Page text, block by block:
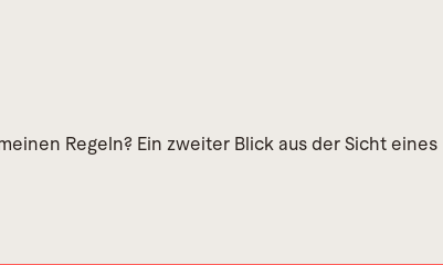
Regeln? Ein zweiter Blick aus der Sicht eines